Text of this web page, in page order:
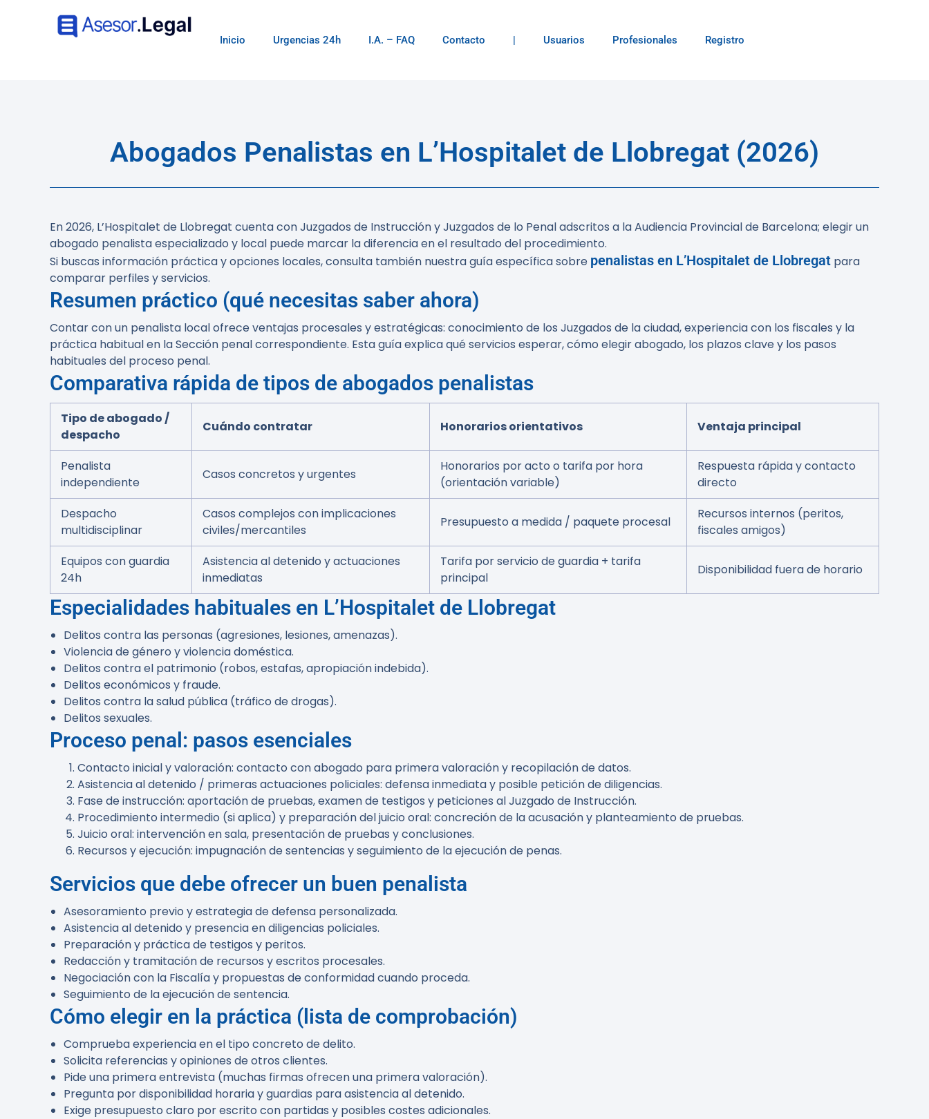
Inicio Urgencias 24h I.A. – FAQ Contacto | Usuarios Profesionales Registro
Abogados Penalistas en L’Hospitalet de Llobregat (2026)
En 2026, L’Hospitalet de Llobregat cuenta con Juzgados de Instrucción y Juzgados de lo Penal adscritos a la Audiencia Provincial de Barcelona; elegir un
abogado penalista especializado y local puede marcar la diferencia en el resultado del procedimiento.
Si buscas información práctica y opciones locales, consulta también nuestra guía específica sobre penalistas en L’Hospitalet de Llobregat para
comparar perfiles y servicios.
Resumen práctico (qué necesitas saber ahora)
Contar con un penalista local ofrece ventajas procesales y estratégicas: conocimiento de los Juzgados de la ciudad, experiencia con los fiscales y la
práctica habitual en la Sección penal correspondiente. Esta guía explica qué servicios esperar, cómo elegir abogado, los plazos clave y los pasos
habituales del proceso penal.
Comparativa rápida de tipos de abogados penalistas
Tipo de abogado /
despacho
Cuándo contratar Honorarios orientativos Ventaja principal
Penalista
independiente
Casos concretos y urgentes
Honorarios por acto o tarifa por hora
(orientación variable)
Respuesta rápida y contacto
directo
Despacho
multidisciplinar
Casos complejos con implicaciones
civiles/mercantiles
Presupuesto a medida / paquete procesal
Recursos internos (peritos,
fiscales amigos)
Equipos con guardia
24h
Asistencia al detenido y actuaciones
inmediatas
Tarifa por servicio de guardia + tarifa
principal
Disponibilidad fuera de horario
Especialidades habituales en L’Hospitalet de Llobregat
Delitos contra las personas (agresiones, lesiones, amenazas).
Violencia de género y violencia doméstica.
Delitos contra el patrimonio (robos, estafas, apropiación indebida).
Delitos económicos y fraude.
Delitos contra la salud pública (tráfico de drogas).
Delitos sexuales.
Proceso penal: pasos esenciales
Contacto inicial y valoración: contacto con abogado para primera valoración y recopilación de datos.
Asistencia al detenido / primeras actuaciones policiales: defensa inmediata y posible petición de diligencias.
Fase de instrucción: aportación de pruebas, examen de testigos y peticiones al Juzgado de Instrucción.
Procedimiento intermedio (si aplica) y preparación del juicio oral: concreción de la acusación y planteamiento de pruebas.
Juicio oral: intervención en sala, presentación de pruebas y conclusiones.
Recursos y ejecución: impugnación de sentencias y seguimiento de la ejecución de penas.
Servicios que debe ofrecer un buen penalista
Asesoramiento previo y estrategia de defensa personalizada.
Asistencia al detenido y presencia en diligencias policiales.
Preparación y práctica de testigos y peritos.
Redacción y tramitación de recursos y escritos procesales.
Negociación con la Fiscalía y propuestas de conformidad cuando proceda.
Seguimiento de la ejecución de sentencia.
Cómo elegir en la práctica (lista de comprobación)
Comprueba experiencia en el tipo concreto de delito.
Solicita referencias y opiniones de otros clientes.
Pide una primera entrevista (muchas firmas ofrecen una primera valoración).
Pregunta por disponibilidad horaria y guardias para asistencia al detenido.
Exige presupuesto claro por escrito con partidas y posibles costes adicionales.